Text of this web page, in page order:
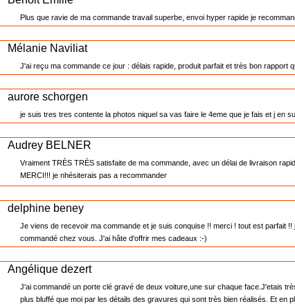
Plus que ravie de ma commande travail superbe, envoi hyper rapide je
Mélanie Naviliat
J'ai reçu ma commande ce jour : délais rapide, produit parfait et très bon rapport
aurore schorgen
je suis tres tres contente la photos niquel sa vas faire le 4eme que je fais et j en
Audrey BELNER
Vraiment TRÈS TRÈS satisfaite de ma commande, avec un délai de livraison
MERCI!!! je nhésiterais pas a recommander
delphine beney
Je viens de recevoir ma commande et je suis conquise !! merci ! tout est parfait
commandé chez vous. J'ai hâte d'offrir mes cadeaux :-)
Angélique dezert
J'ai commandé un porte clé gravé de deux voiture,une sur chaque face.J'etais
plus bluffé que moi par les détails des gravures qui sont très bien réalisés. Et en